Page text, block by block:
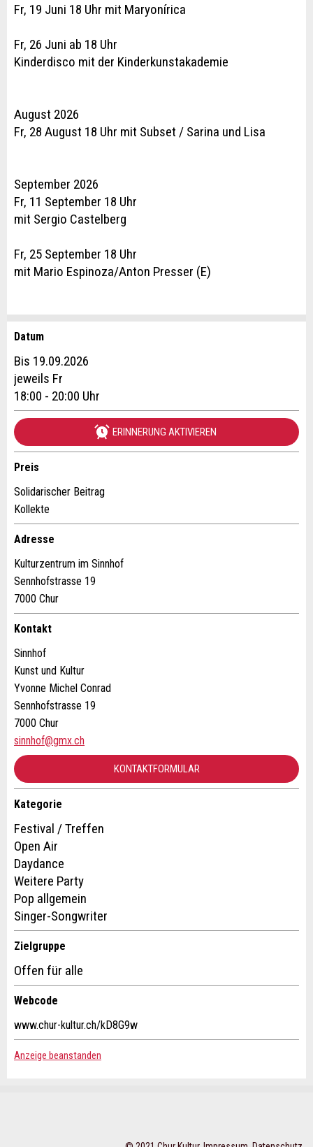
Fr, 19 Juni 18 Uhr mit Maryonírica
Fr, 26 Juni ab 18 Uhr
Kinderdisco mit der Kinderkunstakademie
August 2026
Fr, 28 August 18 Uhr mit Subset / Sarina und Lisa
September 2026
Fr, 11 September 18 Uhr
mit Sergio Castelberg
Fr, 25 September 18 Uhr
mit Mario Espinoza/Anton Presser (E)
Anzeige beanstanden
Ihr Feedback wird sehr geschätzt!
Allgemeines Feedback
Anzeige nicht mehr gültig
Anzeige unvollständig
Nachricht
* Eingabe erforderlich
Zur Qualitätssicherung wird eine Kopie der E-Mail an
guidle übermittelt.
NACHRICHT SENDEN
Schliessen
Anzeige weiterempfehlen
Empfehlen Sie diese Anzeige an Freunde weiter.
* Eingabe erforderlich
ANZEIGE WEITEREMPFEHLEN
Schliessen
Reservation
Veranstaltungsdatum *:
Anzahl der Teilnehmer *:
Vorname / Nachname *:
Firma / Organisation:
Adresszusatz:
Strasse und Nr. *:
PLZ / Ort *:
E-Mail *:
Telefon *:
Nachricht:
* Pflichtfeld
Information: Zur Qualitätssicherung wird eine Kopie der
E-Mail an guidle gesendet.
This site is protected by reCAPTCHA and the Google
PolicyandTerms of Serviceapply.
SCHLIESSEN
Datum
Bis 19.09.2026
jeweils Fr
18:00 - 20:00 Uhr
ERINNERUNG AKTIVIEREN
Preis
Solidarischer Beitrag
Kollekte
Adresse
Kulturzentrum im Sinnhof
Sennhofstrasse 19
7000 Chur
Kontakt
Sinnhof
Kunst und Kultur
Yvonne Michel Conrad
Sennhofstrasse 19
7000 Chur
sinnhof@gmx.ch
KONTAKTFORMULAR
Kontakt
Verfassen Sie eine Nachricht für die Kontaktpersonen dieser
Anzeige.
Adresse
Kategorie
Festival / Treffen
Open Air
Daydance
Weitere Party
Pop allgemein
Singer-Songwriter
Zielgruppe
Offen für alle
Webcode
www.chur-kultur.ch/kD8G9w
Anzeige beanstanden